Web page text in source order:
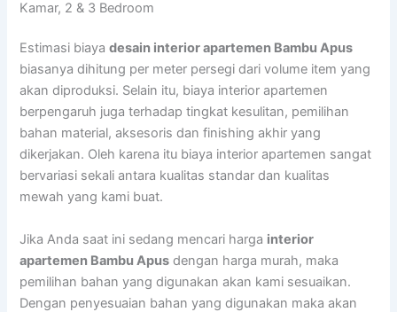
Kamar, 2 & 3 Bedroom
Estimasi biayadesain interior apartemen Bambu Apus
biasanya dihitung per meter persegi dari volume item yang
akan diproduksi. Selain itu, biaya interior apartemen
berpengaruh juga terhadap tingkat kesulitan, pemilihan
bahan material, aksesoris dan finishing akhir yang
dikerjakan. Oleh karena itu biaya interior apartemen sangat
bervariasi sekali antara kualitas standar dan kualitas
mewah yang kami buat.
Jika Anda saat ini sedang mencari harga interior
apartemen Bambu Apus dengan harga murah, maka
pemilihan bahan yang digunakan akan kami sesuaikan.
Dengan penyesuaian bahan yang digunakan maka akan